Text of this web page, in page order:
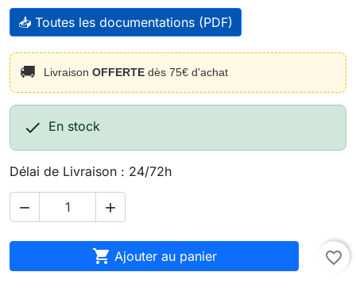
📥 Toutes les documentations (PDF)
🚚 Livraison OFFERTE dès 75€ d'achat
 En stock
Délai de Livraison : 24/72h
 
 Ajouter au panier favorite_border